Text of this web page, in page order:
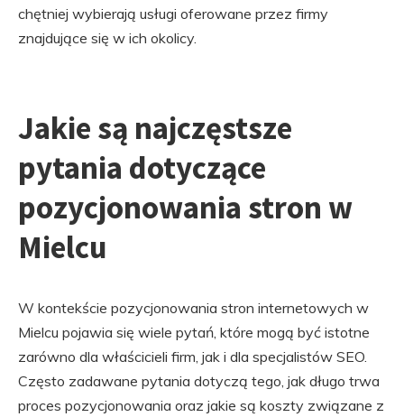
chętniej wybierają usługi oferowane przez firmy
znajdujące się w ich okolicy.
Jakie są najczęstsze
pytania dotyczące
pozycjonowania stron w
Mielcu
W kontekście pozycjonowania stron internetowych w
Mielcu pojawia się wiele pytań, które mogą być istotne
zarówno dla właścicieli firm, jak i dla specjalistów SEO.
Często zadawane pytania dotyczą tego, jak długo trwa
proces pozycjonowania oraz jakie są koszty związane z